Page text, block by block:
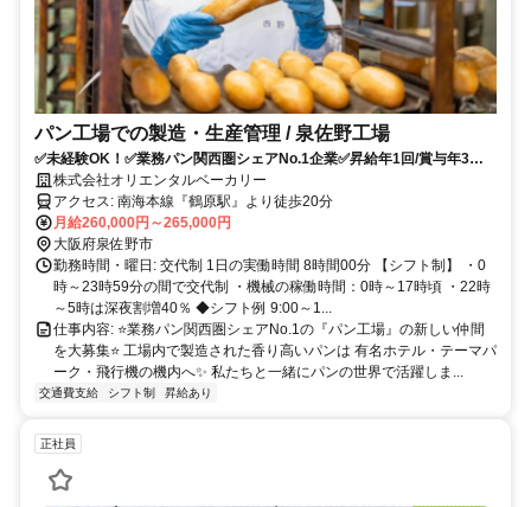
パン工場での製造・生産管理 / 泉佐野工場
✅未経験OK！✅業務パン関西圏シェアNo.1企業✅昇給年1回/賞与年3回✅
年間休日120日
株式会社オリエンタルベーカリー
アクセス: 南海本線『鶴原駅』より徒歩20分
月給260,000円～265,000円
大阪府泉佐野市
勤務時間・曜日: 交代制 1日の実働時間 8時間00分 【シフト制】 ・0
時～23時59分の間で交代制 ・機械の稼働時間：0時～17時頃 ・22時
～5時は深夜割増40％ ◆シフト例 9:00～1...
仕事内容: ⭐️業務パン関西圏シェアNo.1の『パン工場』の新しい仲間
を大募集⭐️ 工場内で製造された香り高いパンは 有名ホテル・テーマパ
ーク・飛行機の機内へ✨ 私たちと一緒にパンの世界で活躍しま...
交通費支給 シフト制 昇給あり
正社員